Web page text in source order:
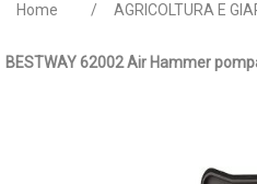
Home / AGRICOLTURA E
BESTWAY 62002 Air Hammer